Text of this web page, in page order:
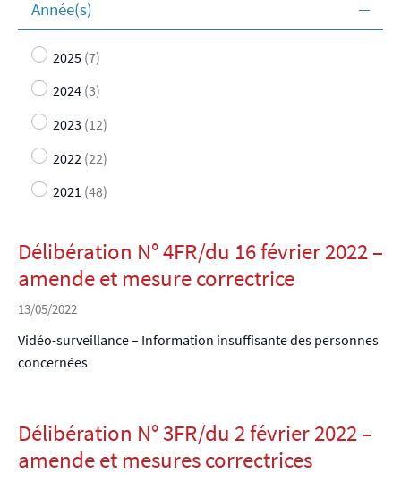
Année(s)
2025 (7)
2024 (3)
2023 (12)
2022 (22)
2021 (48)
Délibération N° 4FR/du 16 février 2022 –
amende et mesure correctrice
13/05/2022
Vidéo-surveillance – Information insuffisante des personnes
concernées
Délibération N° 3FR/du 2 février 2022 –
amende et mesures correctrices